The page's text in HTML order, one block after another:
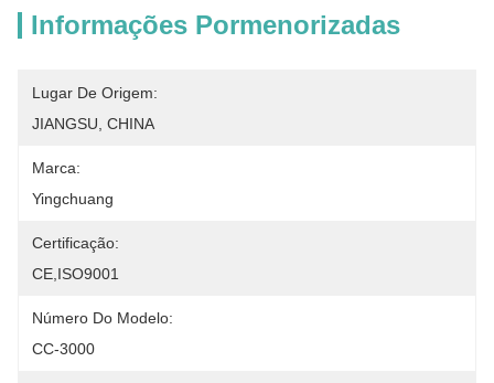
Informações Pormenorizadas
Lugar De Origem:
JIANGSU, CHINA
Marca:
Yingchuang
Certificação:
CE,ISO9001
Número Do Modelo:
CC-3000